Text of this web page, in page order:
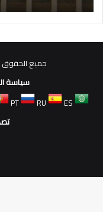
جميع الحقوق
سياسة
PT RU
ES